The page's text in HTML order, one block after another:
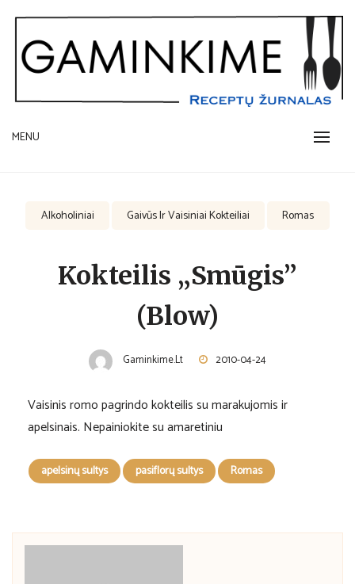
content
GAMINKIME.LT
receptų žurnalas
MENU
Alkoholiniai Gaivūs Ir Vaisiniai Kokteiliai Romas
Kokteilis „Smūgis”
(Blow)
Gaminkime.lt 2010-04-24
Vaisinis romo pagrindo kokteilis su marakujomis ir
apelsinais. Nepainiokite su amaretiniu
apelsinų sultys pasiflorų sultys Romas